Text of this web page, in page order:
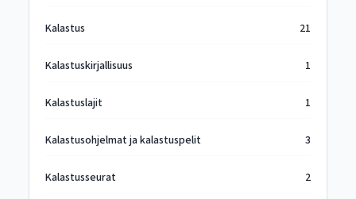
Kalastus 21
Kalastuskirjallisuus 1
Kalastuslajit 1
Kalastusohjelmat ja kalastuspelit 3
Kalastusseurat 2